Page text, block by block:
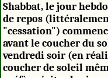
Shabbat, le jour
de repos
"cessation")
avant le coucher du
vendredi soir (en
coucher de soleil